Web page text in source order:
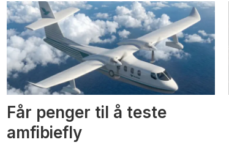
Får penger til å teste
amfibiefly